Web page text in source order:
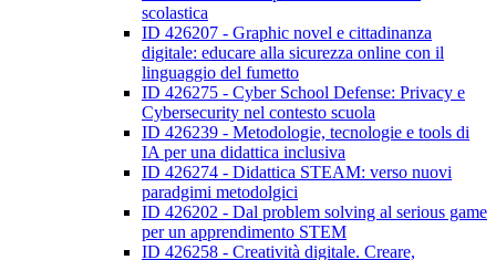
scolastica
ID 426207 - Graphic novel e cittadinanza
digitale: educare alla sicurezza online con il
linguaggio del fumetto
ID 426275 - Cyber School Defense: Privacy e
Cybersecurity nel contesto scuola
ID 426239 - Metodologie, tecnologie e tools di
IA per una didattica inclusiva
ID 426274 - Didattica STEAM: verso nuovi
paradgimi metodolgici
ID 426202 - Dal problem solving al serious game
per un apprendimento STEM
ID 426258 - Creatività digitale. Creare,